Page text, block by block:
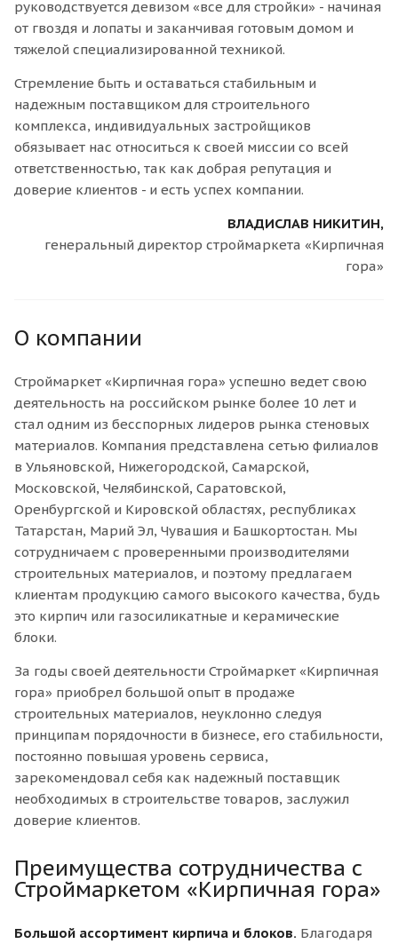
руководствуется девизом «все для стройки» - начиная
от гвоздя и лопаты и заканчивая готовым домом и
тяжелой специализированной техникой.
Стремление быть и оставаться стабильным и
надежным поставщиком для строительного
комплекса, индивидуальных застройщиков
обязывает нас относиться к своей миссии со всей
ответственностью, так как добрая репутация и
доверие клиентов - и есть успех компании.
ВЛАДИСЛАВ НИКИТИН,
генеральный директор строймаркета «Кирпичная
гора»
О компании
Строймаркет «Кирпичная гора» успешно ведет свою
деятельность на российском рынке более 10 лет и
стал одним из бесспорных лидеров рынка стеновых
материалов. Компания представлена сетью филиалов
в Ульяновской, Нижегородской, Самарской,
Московской, Челябинской, Саратовской,
Оренбургской и Кировской областях, республиках
Татарстан, Марий Эл, Чувашия и Башкортостан. Мы
сотрудничаем с проверенными производителями
строительных материалов, и поэтому предлагаем
клиентам продукцию самого высокого качества, будь
это кирпич или газосиликатные и керамические
блоки.
За годы своей деятельности Строймаркет «Кирпичная
гора» приобрел большой опыт в продаже
строительных материалов, неуклонно следуя
принципам порядочности в бизнесе, его стабильности,
постоянно повышая уровень сервиса,
зарекомендовал себя как надежный поставщик
необходимых в строительстве товаров, заслужил
доверие клиентов.
Преимущества сотрудничества с
Строймаркетом «Кирпичная гора»
Большой ассортимент кирпича и блоков. Благодаря